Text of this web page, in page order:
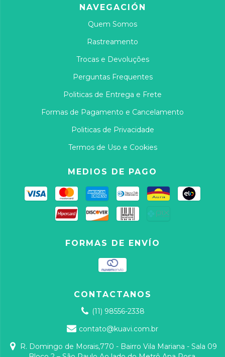
NAVEGACIÓN
Quem Somos
Rastreamento
Trocas e Devoluções
Perguntas Frequentes
Politicas de Entrega e Frete
Formas de Pagamento e Cancelamento
Politicas de Privacidade
Termos de Uso e Cookies
MEDIOS DE PAGO
FORMAS DE ENVÍO
CONTACTANOS
(11) 98556-2338
contato@kuavi.com.br
R. Domingo de Morais,770 - Bairro Vila Mariana - Sala 09